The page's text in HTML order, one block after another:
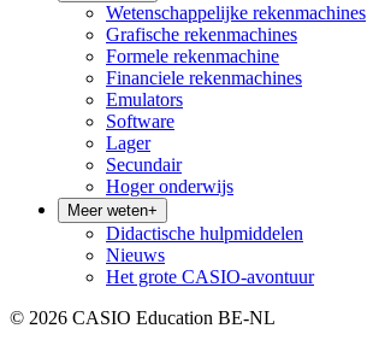
Wetenschappelijke rekenmachines
Grafische rekenmachines
Formele rekenmachine
Financiele rekenmachines
Emulators
Software
Lager
Secundair
Hoger onderwijs
Meer weten+
Didactische hulpmiddelen
Nieuws
Het grote CASIO-avontuur
© 2026 CASIO Education BE-NL